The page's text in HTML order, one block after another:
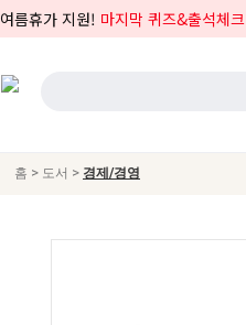
여름휴가 지원! 마지막 퀴즈&출석체크
홈 > 도서 > 경제/경영